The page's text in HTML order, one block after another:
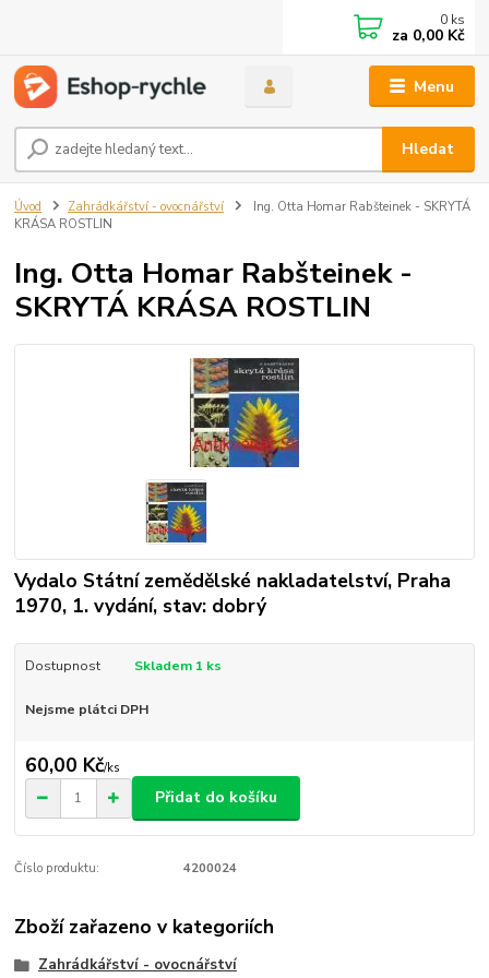
Menu
Hledat
0 ks
za 0,00 Kč
Úvod Zahrádkářství - ovocnářství
Ing. Otta Homar Rabšteinek - SKRYTÁ
KRÁSA ROSTLIN
Ing. Otta Homar Rabšteinek -
SKRYTÁ KRÁSA ROSTLIN
Vydalo Státní zemědělské nakladatelství, Praha
1970, 1. vydání, stav: dobrý
Dostupnost Skladem 1 ks
Nejsme plátci DPH
60,00 Kč/ks
Přidat do košíku
Číslo produktu: 4200024
Zboží zařazeno v kategoriích
Zahrádkářství - ovocnářství